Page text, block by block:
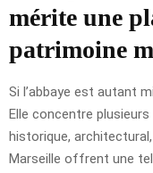
mérite une
patrimoine
Si l’abbaye est autant
Elle concentre
historique,
Marseille offrent une